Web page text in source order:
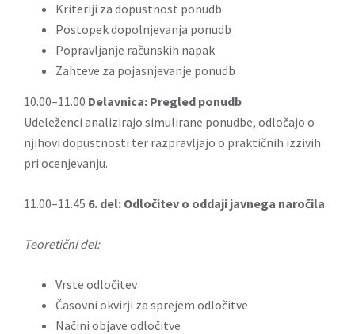
Kriteriji za dopustnost ponudb
Postopek dopolnjevanja ponudb
Popravljanje računskih napak
Zahteve za pojasnjevanje ponudb
10.00–11.00 Delavnica: Pregled ponudb
Udeleženci analizirajo simulirane ponudbe, odločajo o
njihovi dopustnosti ter razpravljajo o praktičnih izzivih
pri ocenjevanju.
11.00–11.45 6. del: Odločitev o oddaji javnega naročila
Teoretični del:
Vrste odločitev
Časovni okvirji za sprejem odločitve
Načini objave odločitve